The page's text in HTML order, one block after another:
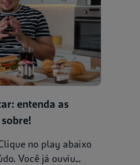
entenda as
no play abaixo
Você já ouviu...